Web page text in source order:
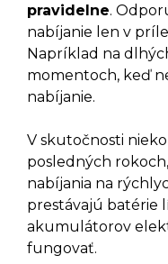
pravidelne.
nabíjanie len v
Napríklad na
momentoch, keď
nabíjanie.
V skutočnosti
posledných
nabíjania na
prestávajú batérie
akumulátorov
fungovať.